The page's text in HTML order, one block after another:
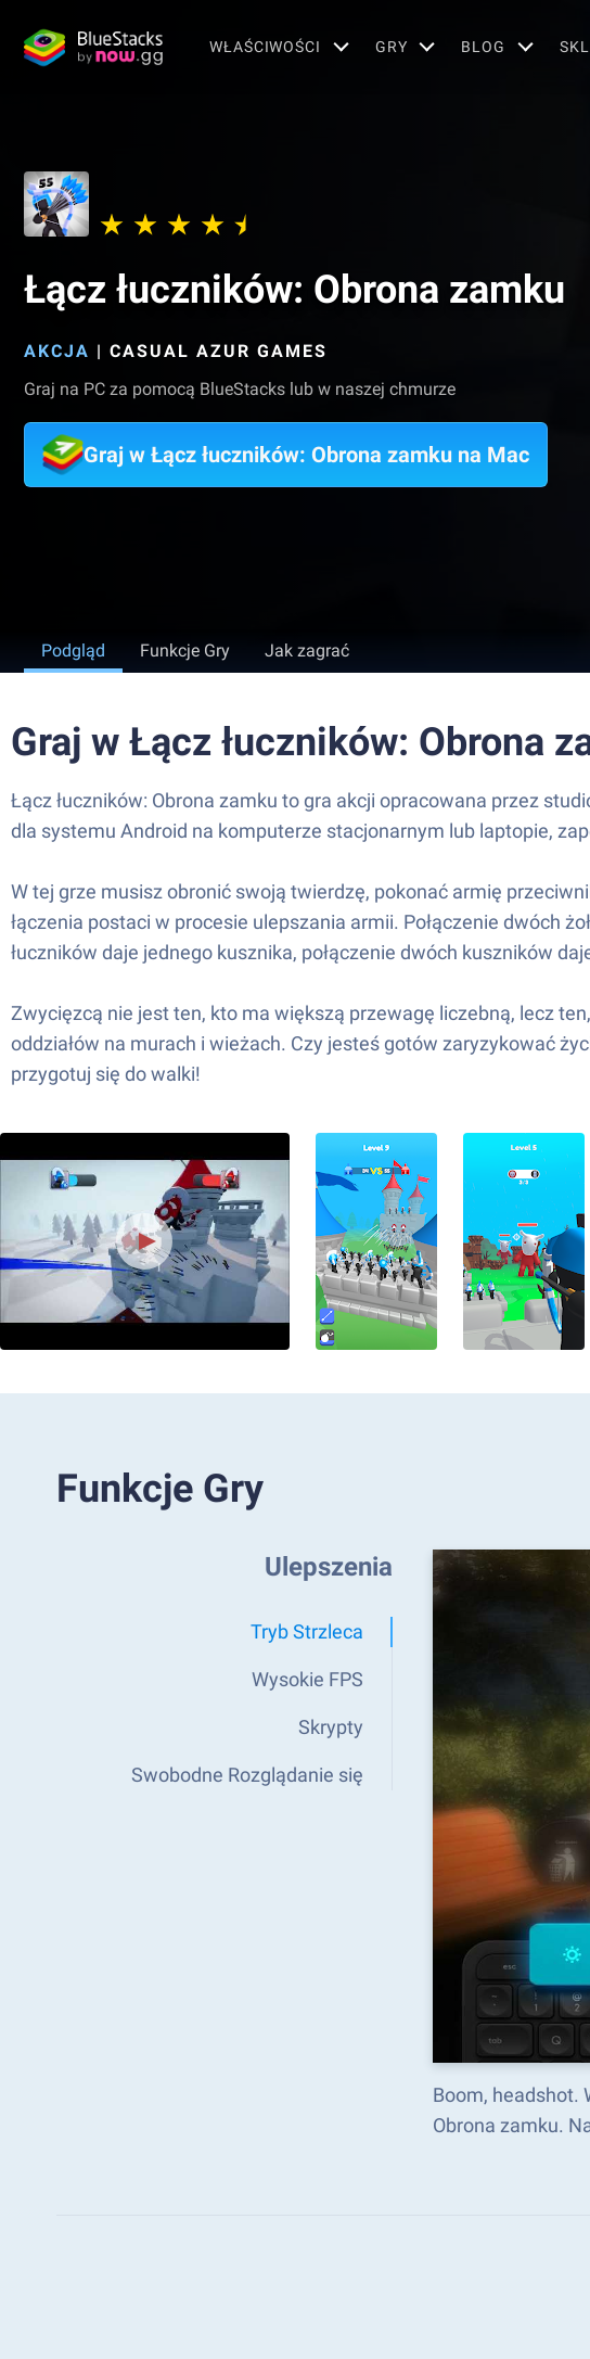
WŁAŚCIWOŚCI GRY BLOG
Łącz łuczników: Obrona zamku
AKCJA | CASUAL AZUR GAMES
Graj na PC za pomocą BlueStacks lub w naszej chmurze
Graj w Łącz łuczników: Obrona zamku na Mac
Podgląd Funkcje Gry Jak zagrać
Graj w Łącz łuczników: Obrona
Łącz łuczników: Obrona zamku to gra akcji opracowana przez
dla systemu Android na komputerze stacjonarnym lub laptopie,
W tej grze musisz obronić swoją twierdzę, pokonać armię
łączenia postaci w procesie ulepszania armii. Połączenie dwóch
łuczników daje jednego kusznika, połączenie dwóch kuszników
Zwycięzcą nie jest ten, kto ma większą przewagę liczebną, lecz
oddziałów na murach i wieżach. Czy jesteś gotów zaryzykować
przygotuj się do walki!
Funkcje Gry
Ulepszenia
Tryb Strzleca
Wysokie FPS
Skrypty
Swobodne Rozglądanie się
Boom, headshot.
Obrona zamku.